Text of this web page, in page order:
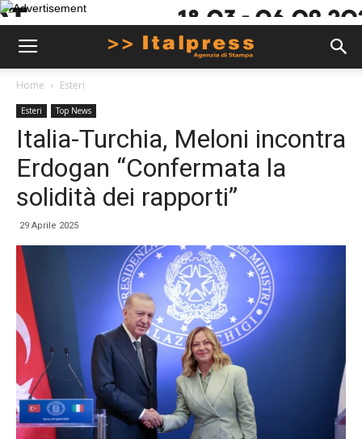
Home Esteri
Esteri Top News
Italia-Turchia, Meloni incontra
Erdogan “Confermata la
solidità dei rapporti”
29 Aprile 2025